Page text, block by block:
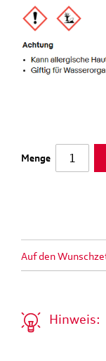
Menge
Auf den
Hinweis: